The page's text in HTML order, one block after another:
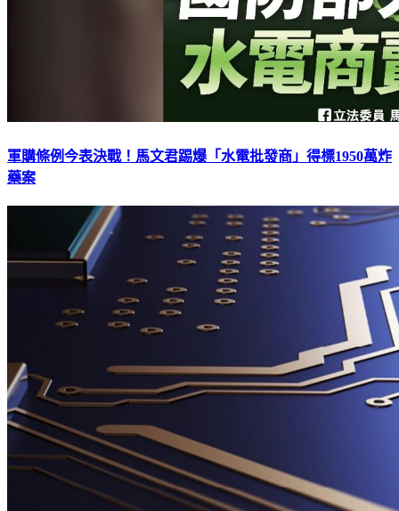
軍購條例今表決戰！馬文君踢爆「水電批發商」得標1950萬炸